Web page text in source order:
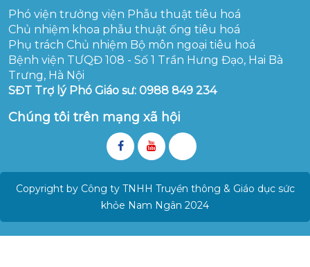
Phó viện trưởng viện Phẫu thuật tiêu hoá
Chủ nhiệm khoa phẫu thuật ống tiêu hoá
Phụ trách Chủ nhiệm Bộ môn ngoại tiêu hoá
Bệnh viện TƯQĐ 108 - Số 1 Trần Hưng Đạo, Hai Bà
Trưng, Hà Nội
SĐT Trợ lý Phó Giáo sư: 0988 849 234
Chúng tôi trên mạng xã hội
Copyright by Công ty TNHH Truyền thông & Giáo dục sức
khỏe Nam Ngân 2024